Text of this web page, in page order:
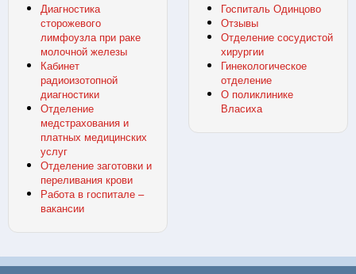
Диагностика
сторожевого
лимфоузла при раке
молочной железы
Кабинет
радиоизотопной
диагностики
Отделение
медстрахования и
платных медицинских
услуг
Отделение заготовки и
переливания крови
Работа в госпитале –
вакансии
Госпиталь Одинцово
Отзывы
Отделение сосудистой
хирургии
Гинекологическое
отделение
О поликлинике
Власиха